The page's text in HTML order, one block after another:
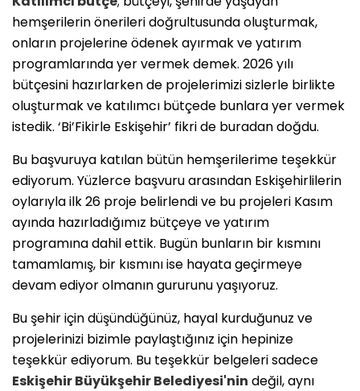
hemşerilerin önerileri doğrultusunda oluşturmak,
onların projelerine ödenek ayırmak ve yatırım
programlarında yer vermek demek. 2026 yılı
bütçesini hazırlarken de projelerimizi sizlerle birlikte
oluşturmak ve katılımcı bütçede bunlara yer vermek
istedik. ‘Bi’Fikirle Eskişehir’ fikri de buradan doğdu.
Bu başvuruya katılan bütün hemşerilerime teşekkür
ediyorum. Yüzlerce başvuru arasından Eskişehirlilerin
oylarıyla ilk 26 proje belirlendi ve bu projeleri Kasım
ayında hazırladığımız bütçeye ve yatırım
programına dahil ettik. Bugün bunların bir kısmını
tamamlamış, bir kısmını ise hayata geçirmeye
devam ediyor olmanın gururunu yaşıyoruz.
Bu şehir için düşündüğünüz, hayal kurduğunuz ve
projelerinizi bizimle paylaştığınız için hepinize
teşekkür ediyorum. Bu teşekkür belgeleri sadece
EskişehirBüyükşehir Belediyesi'nin değil, aynı